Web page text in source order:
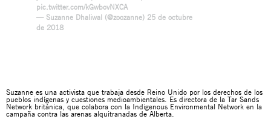
pic.twitter.com/kGwbovNXCA
— Suzanne Dhaliwal (@zoozanne) 25 de octubre
de 2018
Suzanne es una activista que trabaja desde Reino Unido por los derechos de los
pueblos indígenas y cuestiones medioambientales. Es directora de la Tar Sands
Network británica, que colabora con la Indigenous Environmental Network en la
campaña contra las arenas alquitranadas de Alberta.